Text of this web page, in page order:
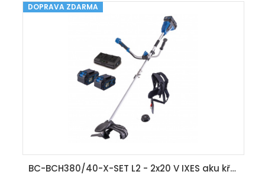
MOMENTÁLNĚ VYPRODÁNO
DOPRAVA ZDARMA
BC-BCH380/40-X-SET L2 - 2x20 V IXES aku křovinořez 2v1 + 2x 4Ah baterie + duální nabíječka 2,4 A